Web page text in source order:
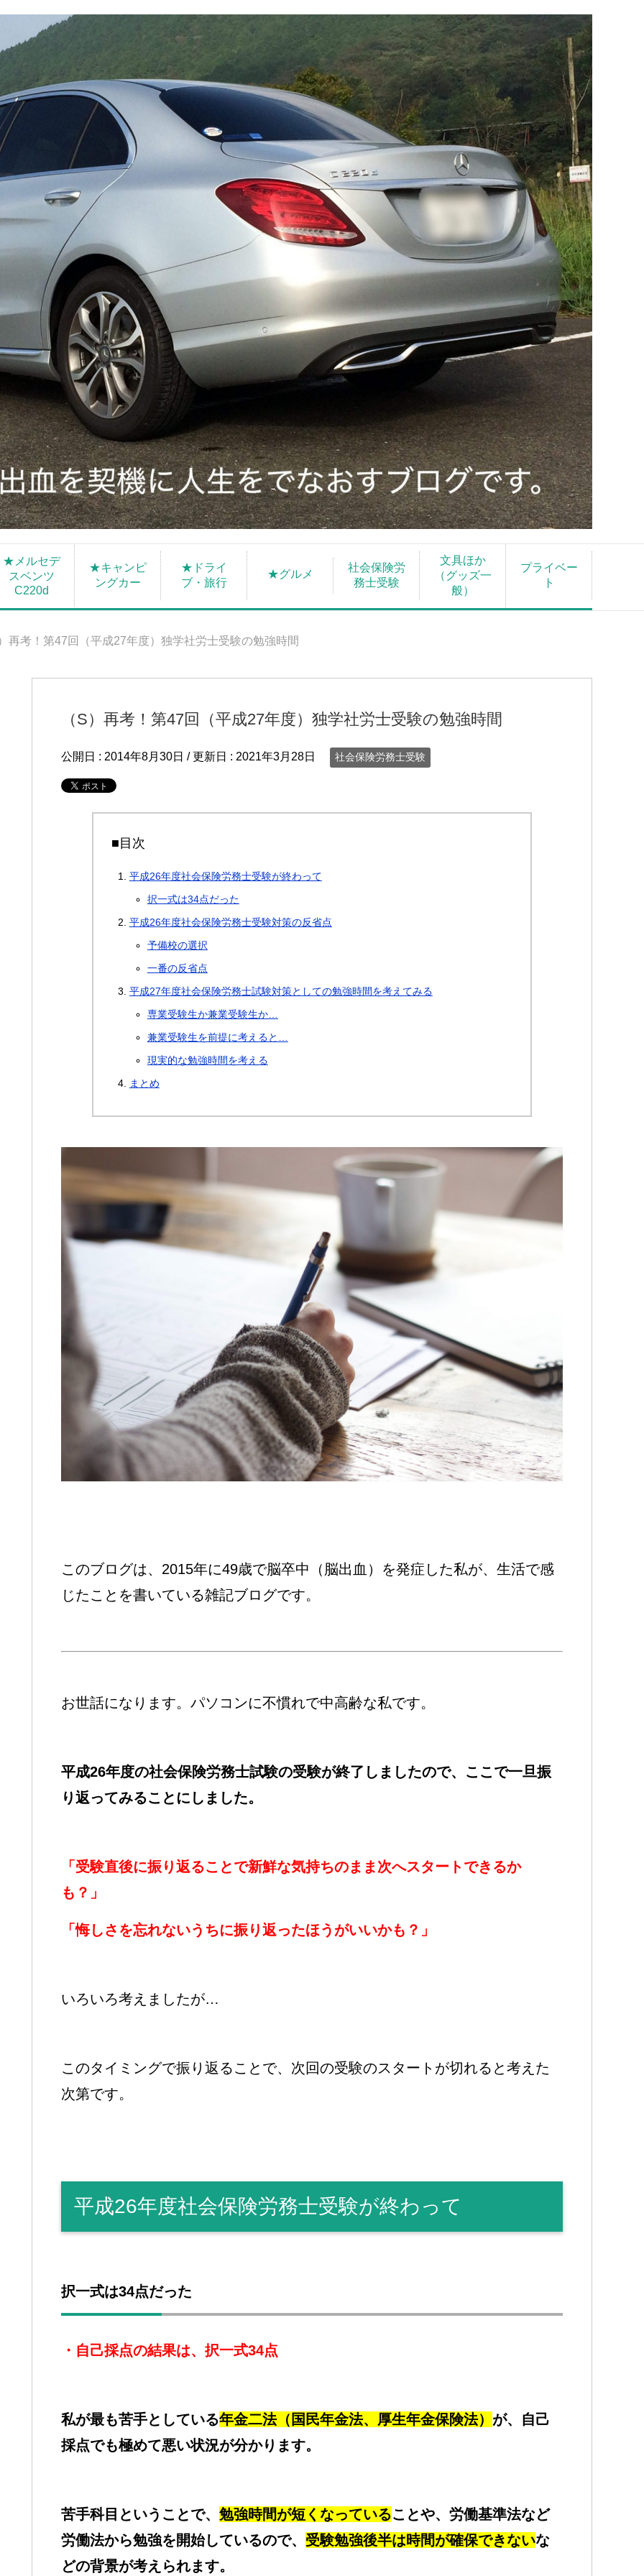
★メルセデ
スベンツ
C220d
★キャンピ
ングカー
★ドライ
ブ・旅行
★グルメ
社会保険労
務士受験
文具ほか
（グッズ一
般）
プライベー
ト
）再考！第47回（平成27年度）独学社労士受験の勉強時間
（S）再考！第47回（平成27年度）独学社労士受験の勉強時間
公開日 : 2014年8月30日 / 更新日 : 2021年3月28日 社会保険労務士受験
■目次
平成26年度社会保険労務士受験が終わって
択一式は34点だった
平成26年度社会保険労務士受験対策の反省点
予備校の選択
一番の反省点
平成27年度社会保険労務士試験対策としての勉強時間を考えてみる
専業受験生か兼業受験生か…
兼業受験生を前提に考えると…
現実的な勉強時間を考える
まとめ
このブログは、2015年に49歳で脳卒中（脳出血）を発症した私が、生活で感
じたことを書いている雑記ブログです。
お世話になります。パソコンに不慣れで中高齢な私です。
平成26年度の社会保険労務士試験の受験が終了しましたので、ここで一旦振
り返ってみることにしました。
「受験直後に振り返ることで新鮮な気持ちのまま次へスタートできるか
も？」
「悔しさを忘れないうちに振り返ったほうがいいかも？」
いろいろ考えましたが…
このタイミングで振り返ることで、次回の受験のスタートが切れると考えた
次第です。
平成26年度社会保険労務士受験が終わって
択一式は34点だった
・自己採点の結果は、択一式34点
私が最も苦手としている年金二法（国民年金法、厚生年金保険法） が、自己
採点でも極めて悪い状況が分かります。
苦手科目ということで、 勉強時間が短くなっていることや、労働基準法など
労働法から勉強を開始しているので、 受験勉強後半は時間が確保できないな
どの背景が考えられます。